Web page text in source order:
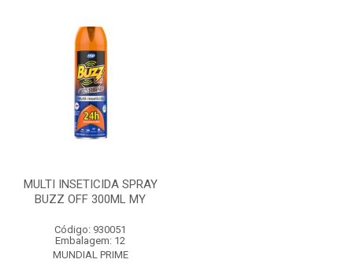
MULTI INSETICIDA SPRAY
BUZZ OFF 300ML MY
Código: 930051
Embalagem: 12
MUNDIAL PRIME